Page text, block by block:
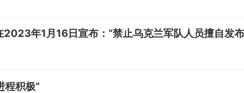
2023年1月16日宣布：“禁止乌克兰军队人员擅自发
程积极”